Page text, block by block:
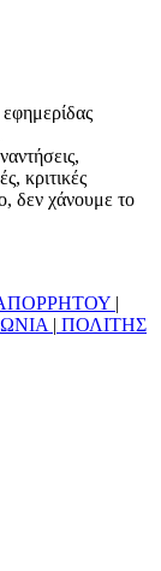
κριτικές
δεν χάνουμε το
|
| ΠΟΛΙΤΗΣ